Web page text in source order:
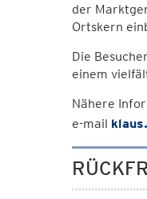
der
Ortskern
Die
einem
Nähere
e-mail